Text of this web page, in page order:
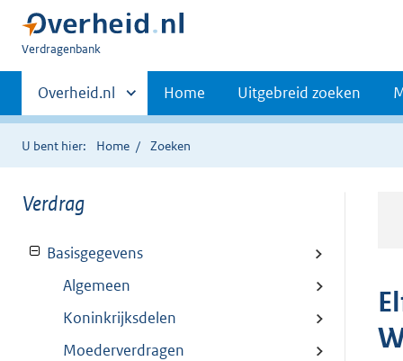
U
hier:
Verdragenbank
Primaire
navigatie
Andere
sites
binnen
Overheid.nl Home Uitgebreid zoeken
U bent hier: Home Zoeken
Verdrag
Basisgegevens
Algemeen
Koninkrijksdelen
Moederverdragen